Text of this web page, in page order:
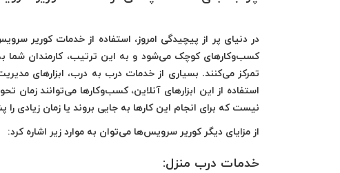
در دنیای پر از پیچیدگی امروز، استفاده از خدمات کوریر
کسب‌وکارهای کوچک می‌شود و به این ترتیب، کارمندان شما
تمرکز می‌کنند. بسیاری از خدمات درب به درب، ابزارهای
استفاده از این ابزارهای آنلاین، کسب‌وکارها می‌توانند زمان
نیست که برای انجام این کارها به جایی بروند یا زمان زیادی
از مزایای دیگر کوریر سرویس‌ها می‌توان به موارد زیر اشاره کرد:
خدمات درب منزل: